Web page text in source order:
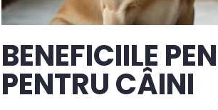
BENEFICIILE
PENTRU CÂINI